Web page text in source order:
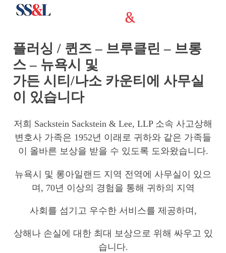
플러싱 / 퀸즈 – 브루클린 – 브롱
스 – 뉴욕시 및
가든 시티/나소 카운티에 사무실
이 있습니다
저희 Sackstein Sackstein & Lee, LLP 소속 사고상해
변호사 가족은 1952년 이래로 귀하와 같은 가족들
이 올바른 보상을 받을 수 있도록 도와왔습니다.
뉴욕시 및 롱아일랜드 지역 전역에 사무실이 있으
며, 70년 이상의 경험을 통해 귀하의 지역
사회를 섬기고 우수한 서비스를 제공하며,
상해나 손실에 대한 최대 보상으로 위해 싸우고 있
습니다.